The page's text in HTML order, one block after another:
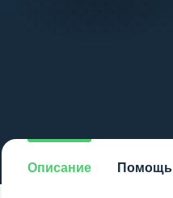
Описание Помощь